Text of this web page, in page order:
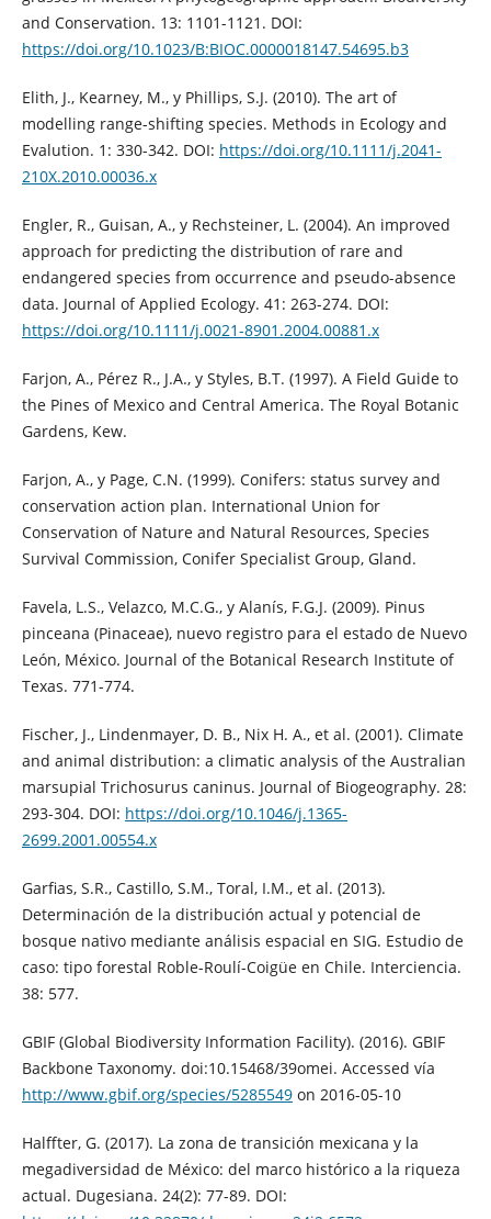
and Conservation. 13: 1101-1121. DOI:
https://doi.org/10.1023/B:BIOC.0000018147.54695.b3
Elith, J., Kearney, M., y Phillips, S.J. (2010). The art of
modelling range-shifting species. Methods in Ecology and
Evalution. 1: 330-342. DOI: https://doi.org/10.1111/j.2041-
210X.2010.00036.x
Engler, R., Guisan, A., y Rechsteiner, L. (2004). An improved
approach for predicting the distribution of rare and
endangered species from occurrence and pseudo-absence
data. Journal of Applied Ecology. 41: 263-274. DOI:
https://doi.org/10.1111/j.0021-8901.2004.00881.x
Farjon, A., Pérez R., J.A., y Styles, B.T. (1997). A Field Guide to
the Pines of Mexico and Central America. The Royal Botanic
Gardens, Kew.
Farjon, A., y Page, C.N. (1999). Conifers: status survey and
conservation action plan. International Union for
Conservation of Nature and Natural Resources, Species
Survival Commission, Conifer Specialist Group, Gland.
Favela, L.S., Velazco, M.C.G., y Alanís, F.G.J. (2009). Pinus
pinceana (Pinaceae), nuevo registro para el estado de Nuevo
León, México. Journal of the Botanical Research Institute of
Texas. 771-774.
Fischer, J., Lindenmayer, D. B., Nix H. A., et al. (2001). Climate
and animal distribution: a climatic analysis of the Australian
marsupial Trichosurus caninus. Journal of Biogeography. 28:
293-304. DOI: https://doi.org/10.1046/j.1365-
2699.2001.00554.x
Garfias, S.R., Castillo, S.M., Toral, I.M., et al. (2013).
Determinación de la distribución actual y potencial de
bosque nativo mediante análisis espacial en SIG. Estudio de
caso: tipo forestal Roble-Roulí-Coigüe en Chile. Interciencia.
38: 577.
GBIF (Global Biodiversity Information Facility). (2016). GBIF
Backbone Taxonomy. doi:10.15468/39omei. Accessed vía
http://www.gbif.org/species/5285549on 2016-05-10
Halffter, G. (2017). La zona de transición mexicana y la
megadiversidad de México: del marco histórico a la riqueza
actual. Dugesiana. 24(2): 77-89. DOI: